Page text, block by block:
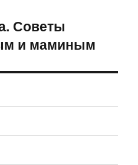
Советы
и маминым